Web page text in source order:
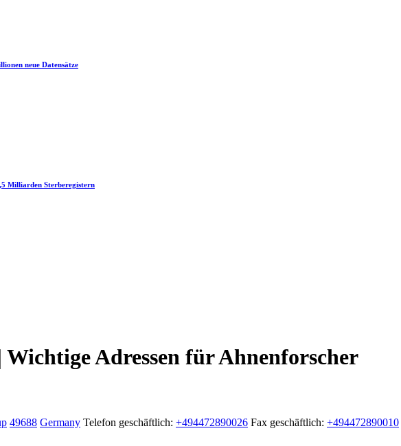
neue Datensätze
Milliarden Sterberegistern
Adressen für Ahnenforscher
49688 Germany Telefon geschäftlich: +494472890026 Fax geschäftlich: +494472890010